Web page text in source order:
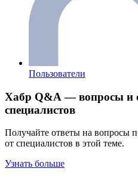
Пользователи
Хабр Q&A — вопросы и
специалистов
Получайте ответы на вопросы
от специалистов в этой теме.
Узнать больше